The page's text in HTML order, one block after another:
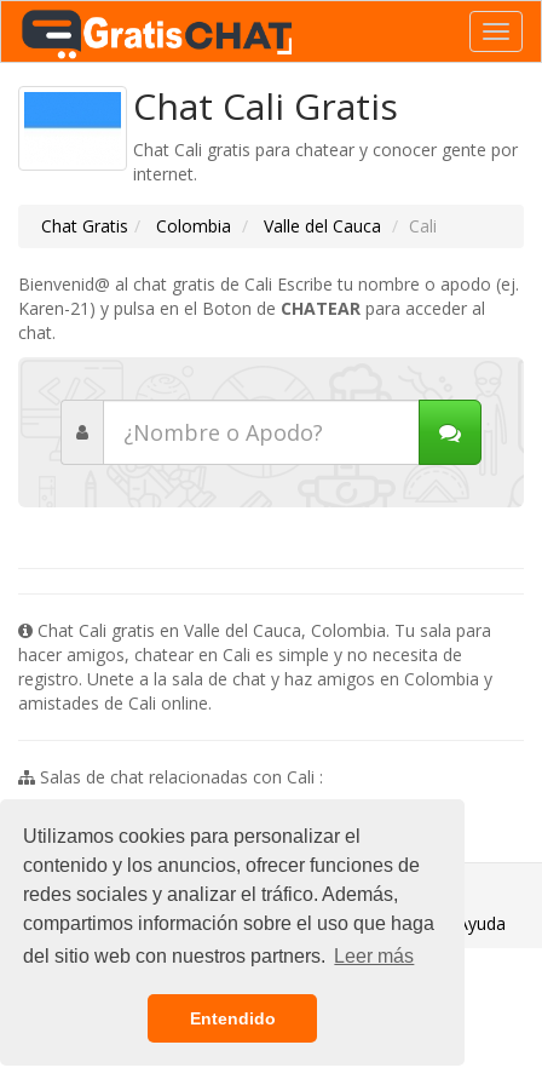
Utilizamos cookies para personalizar el
contenido y los anuncios, ofrecer funciones de
redes sociales y analizar el tráfico. Además,
compartimos información sobre el uso que haga
del sitio web con nuestros partners.
Leer más
Entendido
Chat Cali Gratis
Chat Cali gratis para chatear y conocer gente por
internet.
Chat Gratis Colombia Valle del Cauca Cali
Bienvenid@ al chat gratis de Cali Escribe tu nombre o apodo (ej.
Karen-21) y pulsa en el Boton de CHATEAR para acceder al
chat.
Chat Cali gratis en Valle del Cauca, Colombia. Tu sala para
hacer amigos, chatear en Cali es simple y no necesita de
registro. Unete a la sala de chat y haz amigos en Colombia y
amistades de Cali online.
Salas de chat relacionadas con Cali :
© 2021 Chat Gratis
Aviso legal/ Ayuda